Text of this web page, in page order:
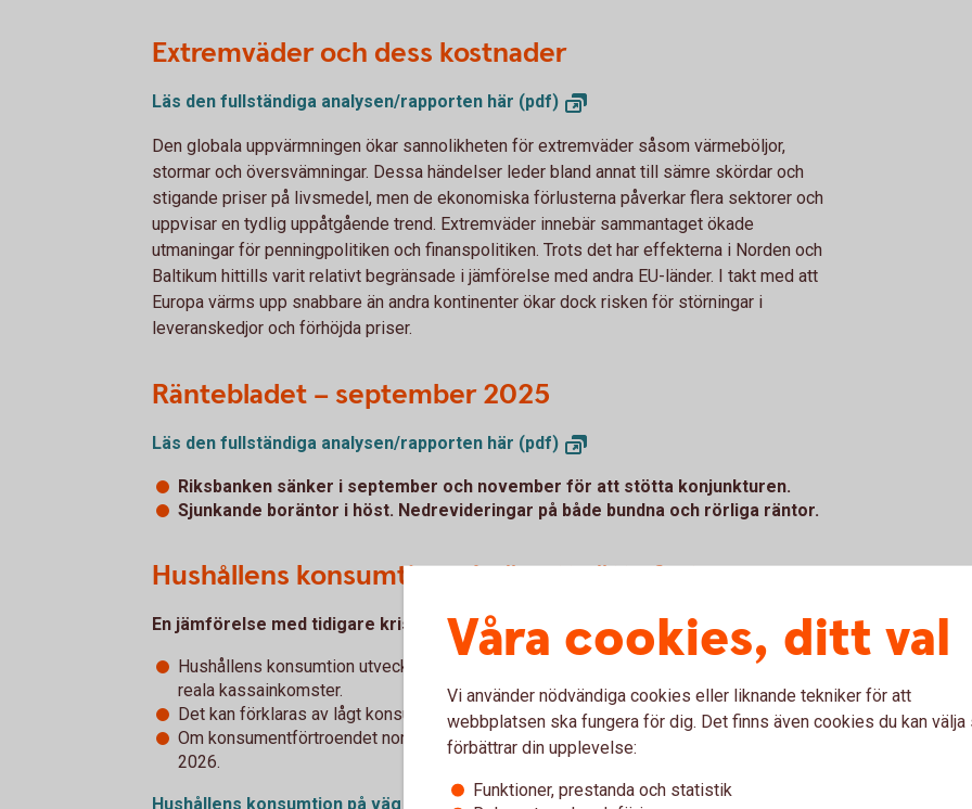
Extremväder och dess kostnader
Läs den fullständiga analysen/rapporten här (pdf)
Den globala uppvärmningen ökar sannolikheten för extremväder såsom värmeböljor,
stormar och översvämningar. Dessa händelser leder bland annat till sämre skördar och
stigande priser på livsmedel, men de ekonomiska förlusterna påverkar flera sektorer och
uppvisar en tydlig uppåtgående trend. Extremväder innebär sammantaget ökade
utmaningar för penningpolitiken och finanspolitiken. Trots det har effekterna i Norden och
Baltikum hittills varit relativt begränsade i jämförelse med andra EU-länder. I takt med att
Europa värms upp snabbare än andra kontinenter ökar dock risken för störningar i
leveranskedjor och förhöjda priser.
Räntebladet – september 2025
Läs den fullständiga analysen/rapporten här (pdf)
Riksbanken sänker i september och november för att stötta konjunkturen.
Sjunkande boräntor i höst. Nedrevideringar på både bundna och rörliga räntor.
Hushållens konsumtion på väg att sätta fart
En jämförelse med tidigare kriser talar för en snar vändning
Hushållens konsumtion utvecklades svagt första halvåret 2025 trots stark ökning av
reala kassainkomster.
Det kan förklaras av lågt konsumentförtroende och varaktigt högre räntor.
Om konsumentförtroendet normaliseras bör konsumtionen kunna öka ganska snabbt
2026.
Hushållens konsumtion på väg att sätta fart - augusti 2025 (pdf)
Våra cookies, ditt val
Vi använder nödvändiga cookies eller liknande tekniker för att
webbplatsen ska fungera för dig. Det finns även cookies du kan välja
förbättrar din upplevelse:
Funktioner, prestanda och statistik